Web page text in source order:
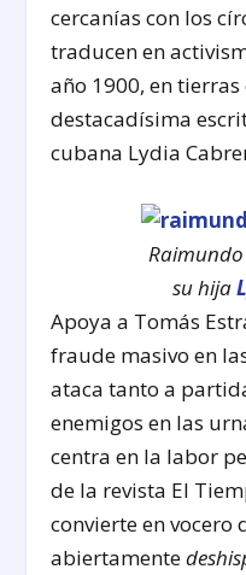
cercanías con los
traducen en
año 1900, en
destacadísima
cubana Lydia
su hija
Apoya a Tomás
fraude masivo en
ataca tanto a
enemigos en las
centra en la labor
de la revista El
convierte en vocero
abiertamente